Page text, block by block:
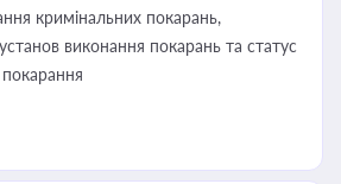
кримінальних покарань,
установ виконання покарань та статус
покарання